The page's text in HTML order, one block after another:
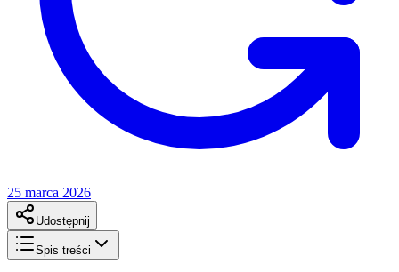
25 marca 2026
Udostępnij
Spis treści